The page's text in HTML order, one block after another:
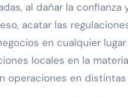
al dañar la
acatar las
en cualquier
locales en la
operaciones en